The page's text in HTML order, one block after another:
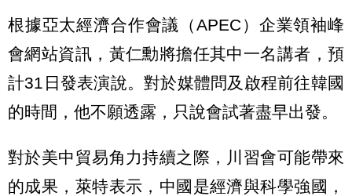
根據亞太經濟合作會議（APEC）企業領袖峰
會網站資訊，黃仁勳將擔任其中一名講者，預
計31日發表演說。對於媒體問及啟程前往韓國
的時間，他不願透露，只說會試著盡早出發。
對於美中貿易角力持續之際，川習會可能帶來
的成果，萊特表示，中國是經濟與科學強國，